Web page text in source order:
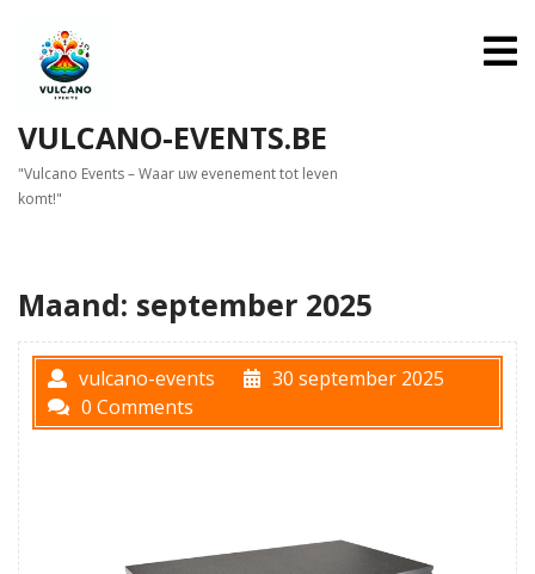
content
VULCANO-EVENTS.BE
"Vulcano Events – Waar uw evenement tot leven
komt!"
Maand: september 2025
vulcano-events
30 september 2025
0 Comments